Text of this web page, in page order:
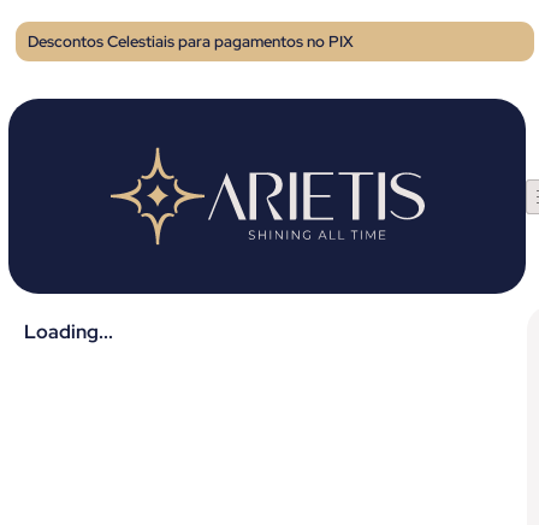
Descontos Celestiais para pagamentos no PIX
Loading...